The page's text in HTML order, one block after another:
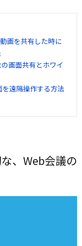
画を共有した時に
画面共有とホワイ
遠隔操作する方法
、Web会議の